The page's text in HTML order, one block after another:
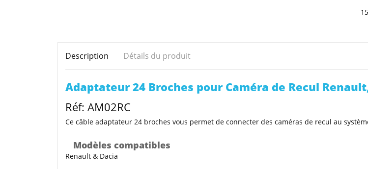
Description Détails du produit
Adaptateur 24 Broches pour Caméra de Recul
Réf: AM02RC
Ce câble adaptateur 24 broches vous permet de connecter des caméras de recul au
Modèles compatibles
Renault & Dacia